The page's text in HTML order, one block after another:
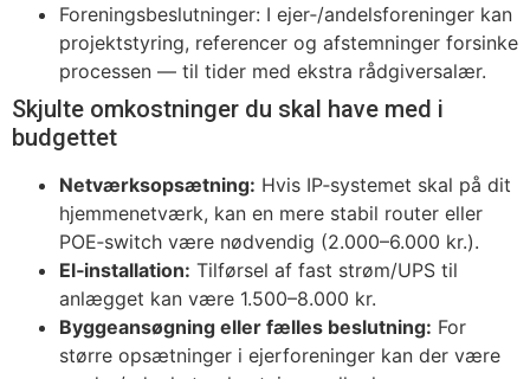
Foreningsbeslutninger: I ejer‑/andelsforeninger kan
projektstyring, referencer og afstemninger forsinke
processen — til tider med ekstra rådgiversalær.
Skjulte omkostninger du skal have med i
budgettet
Netværksopsætning: Hvis IP‑systemet skal på dit
hjemmenetværk, kan en mere stabil router eller
POE‑switch være nødvendig (2.000–6.000 kr.).
El‑installation: Tilførsel af fast strøm/UPS til
anlægget kan være 1.500–8.000 kr.
Byggeansøgning eller fælles beslutning: For
større opsætninger i ejerforeninger kan der være